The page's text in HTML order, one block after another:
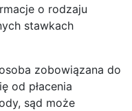
o rodzaju
stawkach
zobowiązana do
od płacenia
sąd może